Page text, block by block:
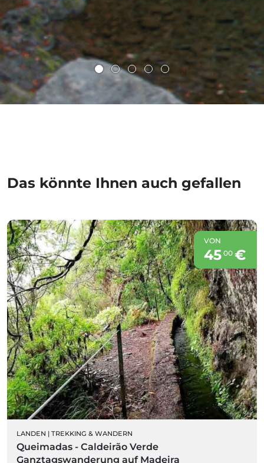
Das könnte Ihnen auch gefallen
VON
45 00€
LANDEN | TREKKING & WANDERN
Queimadas - Caldeirão Verde
Ganztagswanderung auf Madeira